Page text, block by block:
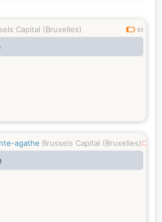
Capital (Bruxelles) 0.1
agathe Brussels Capital (Bruxelles)